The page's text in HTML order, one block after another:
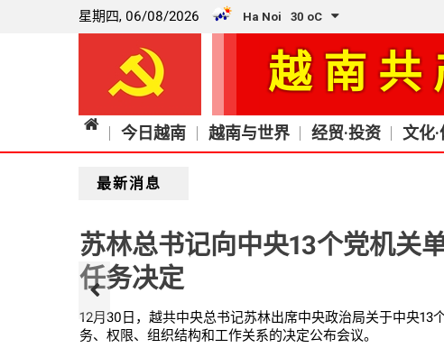
星期四, 06/08/2026 Ha Noi 30 oC
越南共
今日越南 越南与世界 经贸·投资 文化
最新消息
苏林总书记向中央13个党机关
任务决定
12月30日，越共中央总书记苏林出席中央政治局关于中央13
务、权限、组织结构和工作关系的决定公布会议。